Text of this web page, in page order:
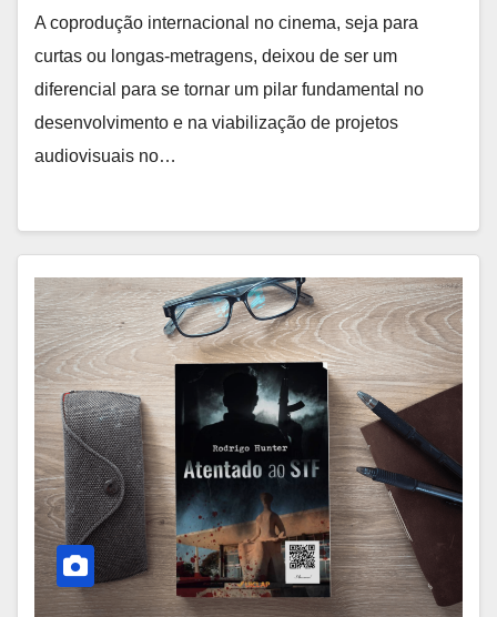
A coprodução internacional no cinema, seja para
curtas ou longas-metragens, deixou de ser um
diferencial para se tornar um pilar fundamental no
desenvolvimento e na viabilização de projetos
audiovisuais no…